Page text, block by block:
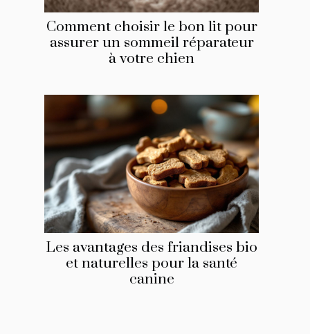
Comment choisir le bon lit pour
assurer un sommeil réparateur
à votre chien
Les avantages des friandises bio
et naturelles pour la santé
canine